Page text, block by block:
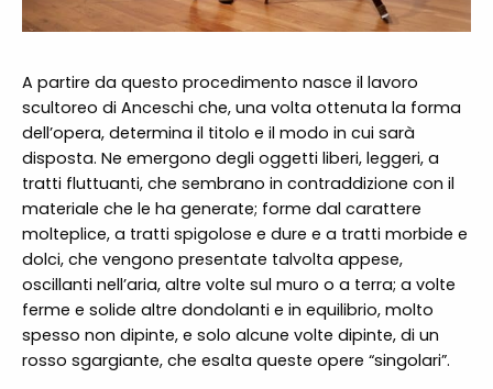
A partire da questo procedimento nasce il lavoro
scultoreo di Anceschi che, una volta ottenuta la forma
dell’opera, determina il titolo e il modo in cui sarà
disposta. Ne emergono degli oggetti liberi, leggeri, a
tratti fluttuanti, che sembrano in contraddizione con il
materiale che le ha generate; forme dal carattere
molteplice, a tratti spigolose e dure e a tratti morbide e
dolci, che vengono presentate talvolta appese,
oscillanti nell’aria, altre volte sul muro o a terra; a volte
ferme e solide altre dondolanti e in equilibrio, molto
spesso non dipinte, e solo alcune volte dipinte, di un
rosso sgargiante, che esalta queste opere “singolari”.